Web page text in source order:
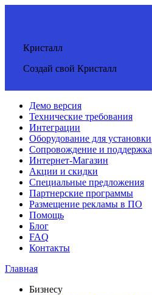
Кристалл
Создай свой Кристалл
Демо версия
Технические требования
Интеграции
Оборудование для установки
Сопровождение и поддержка
Интернет-Магазин
Акции и скидки
Специальные предложения
Партнерские программы
Размещение рекламы в ПО
Помощь
Блог
FAQ
Контакты
Главная
Бизнесу